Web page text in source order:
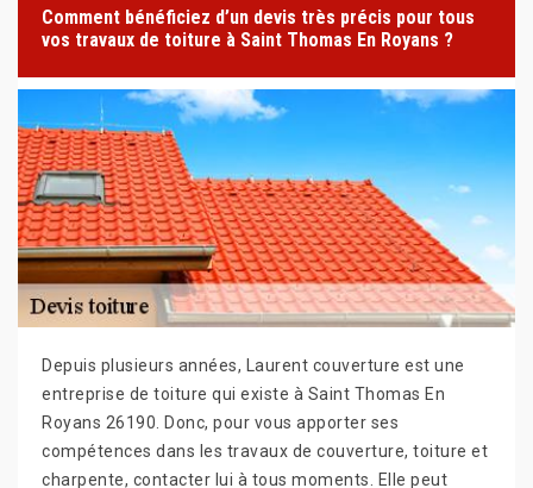
Comment bénéficiez d’un devis très précis pour tous
vos travaux de toiture à Saint Thomas En Royans ?
Depuis plusieurs années, Laurent couverture est une
entreprise de toiture qui existe à Saint Thomas En
Royans 26190. Donc, pour vous apporter ses
compétences dans les travaux de couverture, toiture et
charpente, contacter lui à tous moments. Elle peut